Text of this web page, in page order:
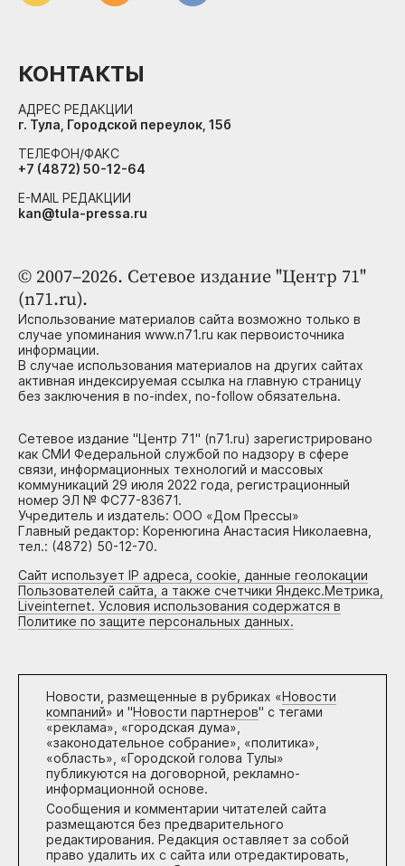
© 2007–2026. Сетевое издание "Центр 71"
(n71.ru).
Использование материалов сайта возможно только в
случае упоминания www.n71.ru как первоисточника
информации.
В случае использования материалов на других сайтах
активная индексируемая ссылка на главную страницу
без заключения в no-index, no-follow обязательна.
Сетевое издание "Центр 71" (n71.ru) зарегистрировано
как СМИ Федеральной службой по надзору в сфере
связи, информационных технологий и массовых
коммуникаций 29 июля 2022 года, регистрационный
номер ЭЛ № ФС77-83671.
Учредитель и издатель: ООО «Дом Прессы»
Главный редактор: Коренюгина Анастасия Николаевна,
тел.: (4872) 50-12-70.
Сайт использует IP адреса, cookie, данные геолокации
Пользователей сайта, а также счетчики Яндекс.Метрика,
Liveinternet. Условия использования содержатся в
Политике по защите персональных данных.
Новости, размещенные в рубриках «Новости
компаний» и "Новости партнеров" с тегами
«реклама», «городская дума»,
«законодательное собрание», «политика»,
«область», «Городской голова Тулы»
публикуются на договорной, рекламно-
информационной основе.
Сообщения и комментарии читателей сайта
размещаются без предварительного
редактирования. Редакция оставляет за собой
право удалить их с сайта или отредактировать,
КОНТАКТЫ
АДРЕС РЕДАКЦИИ
г. Тула, Городской переулок, 15б
ТЕЛЕФОН/ФАКС
+7 (4872) 50-12-64
E-MAIL РЕДАКЦИИ
kan@tula-pressa.ru